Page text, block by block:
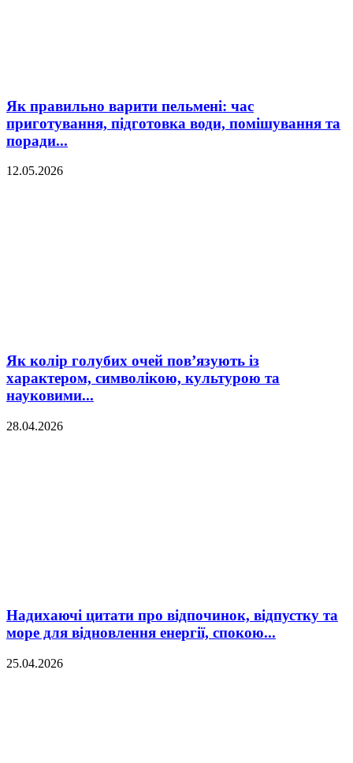
Як правильно варити пельмені: час
приготування, підготовка води, помішування та
поради...
12.05.2026
Як колір голубих очей пов’язують із
характером, символікою, культурою та
науковими...
28.04.2026
Надихаючі цитати про відпочинок, відпустку та
море для відновлення енергії, спокою...
25.04.2026